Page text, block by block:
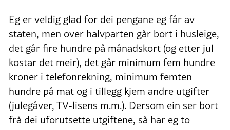
Eg er veldig glad for dei pengane eg får av
staten, men over halvparten går bort i husleige,
det går fire hundre på månadskort (og etter jul
kostar det meir), det går minimum fem hundre
kroner i telefonrekning, minimum femten
hundre på mat og i tillegg kjem andre utgifter
(julegåver, TV-lisens m.m.). Dersom ein ser bort
frå dei uforutsette utgiftene, så har eg to